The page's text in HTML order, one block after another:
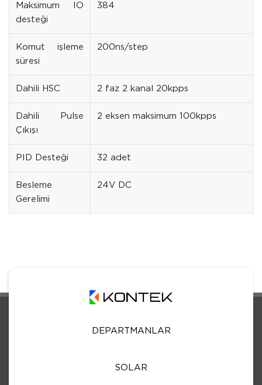
Maksimum IO
desteği
384
Komut işleme
süresi
200ns/step
Dahili HSC 2 faz 2 kanal 20kpps
Dahili Pulse
Çıkışı
2 eksen maksimum 100kpps
PID Desteği 32 adet
Besleme
Gerelimi
24V DC
DEPARTMANLAR
SOLAR